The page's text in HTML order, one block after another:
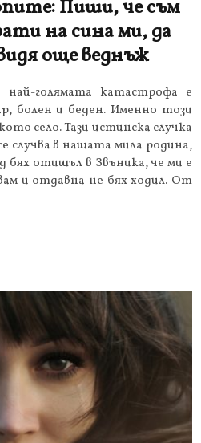
Пиши, че съм
на сина ми, да
още веднъж
голямата катастрофа е
болен и беден. Именно този
село. Тази истинска случка
случва в нашата мила родина,
бях отишъл в Звъника, че ми е
и отдавна не бях ходил. От